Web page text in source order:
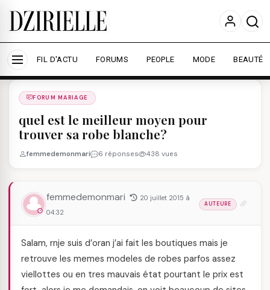
Nous utilisons des cookies pour améliorer votre
expérience et mesurer l'audience.
En savoir plus
Accepter tout Personnaliser
FIL D'ACTU FORUMS PEOPLE MODE BEAUTÉ
Forums
FORUM MARIAGE
quel est le meilleur moyen pour
trouver sa robe blanche?
femmedemonmari 6 réponses 438 vues
femmedemonmari
20 juillet 2015 à
04:32
AUTEURE
Salam, rnje suis d’oran j’ai fait les boutiques mais je
retrouve les memes modeles de robes parfos assez
viellottes ou en tres mauvais état pourtant le prix est